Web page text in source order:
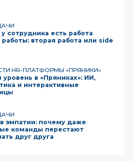
сотрудника есть работа
работы: вторая работа или side
HR-ПЛАТФОРМЫ «ПРЯНИКИ»
уровень в «Пряниках»: ИИ,
и интерактивные
эмпатии: почему даже
команды перестают
друг друга